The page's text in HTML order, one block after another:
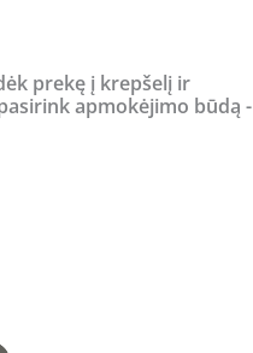
prekę į krepšelį ir
apmokėjimo būdą -